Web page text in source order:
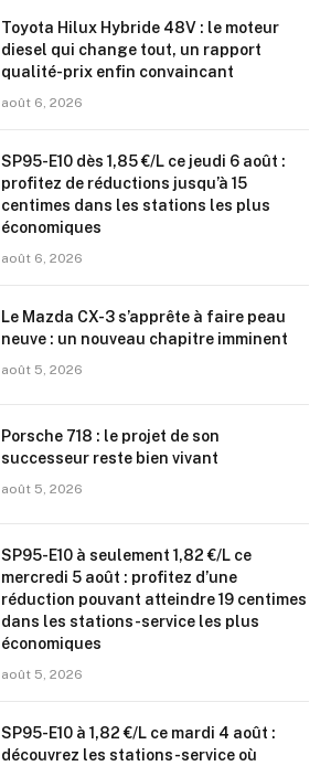
Toyota Hilux Hybride 48V : le moteur
diesel qui change tout, un rapport
qualité-prix enfin convaincant
août 6, 2026
SP95-E10 dès 1,85 €/L ce jeudi 6 août :
profitez de réductions jusqu’à 15
centimes dans les stations les plus
économiques
août 6, 2026
Le Mazda CX-3 s’apprête à faire peau
neuve : un nouveau chapitre imminent
août 5, 2026
Porsche 718 : le projet de son
successeur reste bien vivant
août 5, 2026
SP95-E10 à seulement 1,82 €/L ce
mercredi 5 août : profitez d’une
réduction pouvant atteindre 19 centimes
dans les stations-service les plus
économiques
août 5, 2026
SP95-E10 à 1,82 €/L ce mardi 4 août :
découvrez les stations-service où